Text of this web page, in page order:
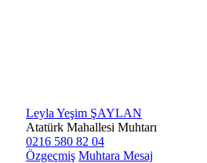
Leyla Yeşim ŞAYLAN
Atatürk Mahallesi Muhtarı
0216 580 82 04
Özgeçmiş Muhtara Mesaj